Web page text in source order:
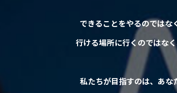
できることをやるのではな
行ける場所に行くのではなく
私たちが目指すのは、あな